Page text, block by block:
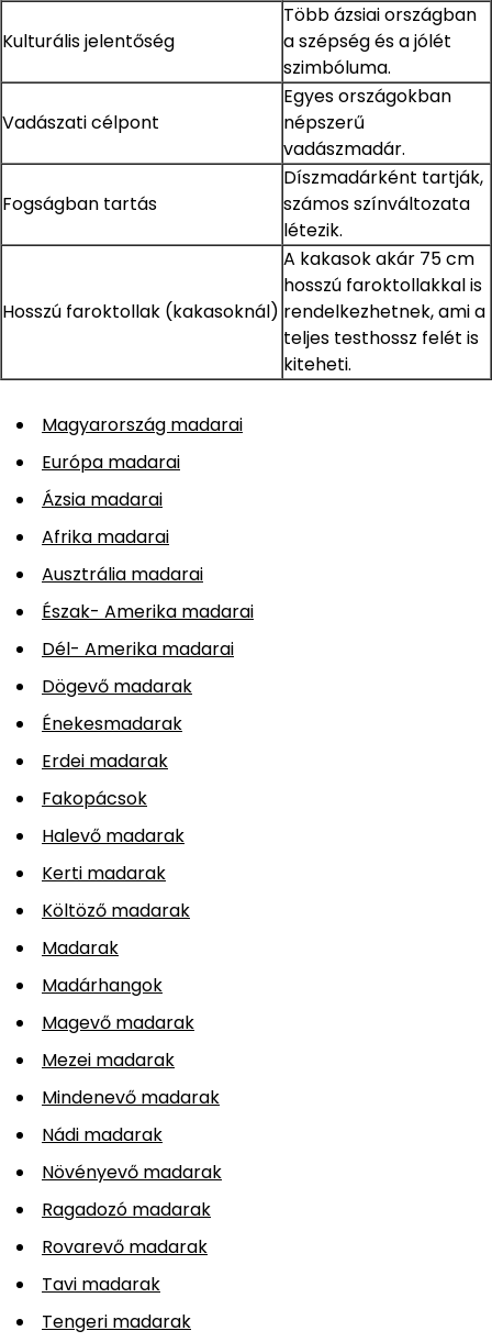
Kulturális jelentőség
Több ázsiai országban
a szépség és a jólét
szimbóluma.
Vadászati célpont
Egyes országokban
népszerű
vadászmadár.
Fogságban tartás
Díszmadárként tartják,
számos színváltozata
létezik.
Hosszú faroktollak (kakasoknál)
A kakasok akár 75 cm
hosszú faroktollakkal is
rendelkezhetnek, ami a
teljes testhossz felét is
kiteheti.
Magyarország madarai
Európa madarai
Ázsia madarai
Afrika madarai
Ausztrália madarai
Észak- Amerika madarai
Dél- Amerika madarai
Dögevő madarak
Énekesmadarak
Erdei madarak
Fakopácsok
Halevő madarak
Kerti madarak
Költöző madarak
Madarak
Madárhangok
Magevő madarak
Mezei madarak
Mindenevő madarak
Nádi madarak
Növényevő madarak
Ragadozó madarak
Rovarevő madarak
Tavi madarak
Tengeri madarak